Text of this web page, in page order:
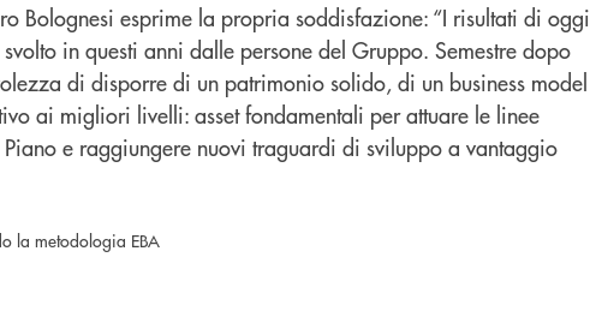
Bolognesi esprime la propria soddisfazione: “I risultati di oggi
in questi anni dalle persone del Gruppo. Semestre dopo
di disporre di un patrimonio solido, di un business model
ai migliori livelli: asset fondamentali per attuare le linee
e raggiungere nuovi traguardi di sviluppo a vantaggio
la metodologia EBA